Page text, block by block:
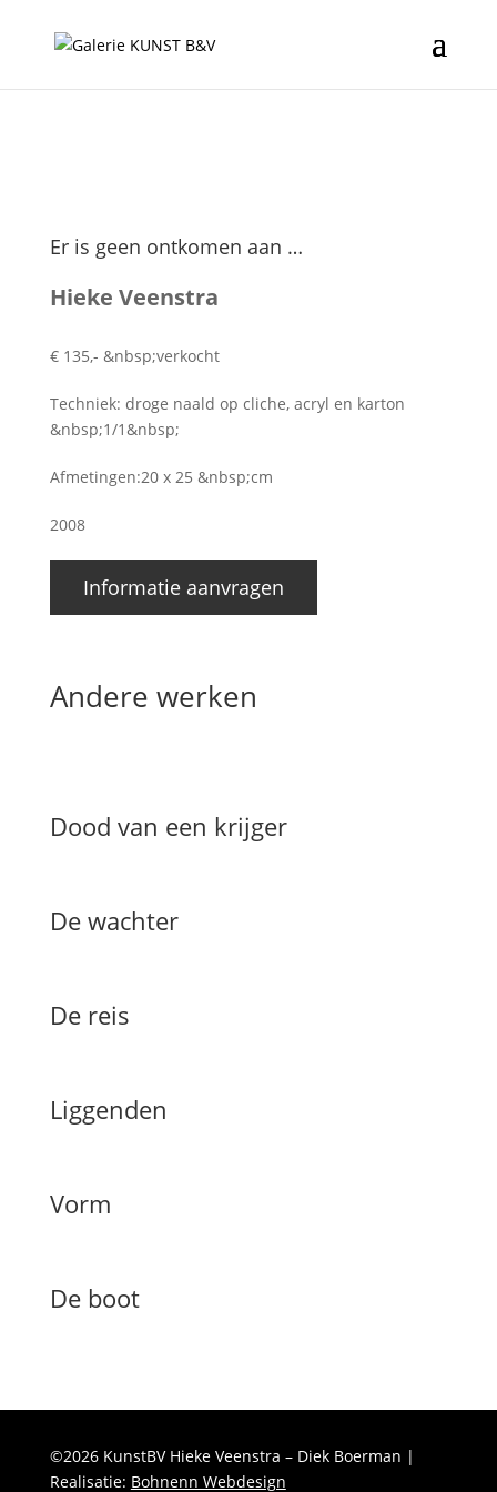
Er is geen ontkomen aan …
Hieke Veenstra
€ 135,- &nbsp;verkocht
Techniek: droge naald op cliche, acryl en karton
&nbsp;1/1&nbsp;
Afmetingen:20 x 25 &nbsp;cm
2008
Informatie aanvragen
Andere werken
Dood van een krijger
De wachter
De reis
Liggenden
Vorm
De boot
©2026 KunstBV Hieke Veenstra – Diek Boerman |
Realisatie: Bohnenn Webdesign